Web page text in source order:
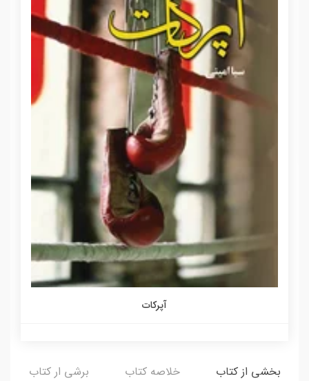
آپرکات
بخشی از کتاب خلاصه کتاب برشی ار کتاب